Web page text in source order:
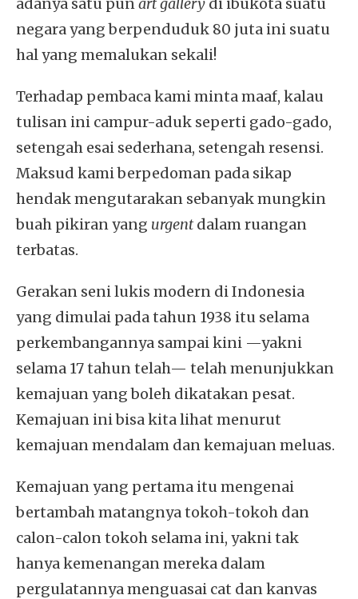
negara yang berpenduduk 80 juta ini suatu
hal yang memalukan sekali!
Terhadap pembaca kami minta maaf, kalau
tulisan ini campur-aduk seperti gado-gado,
setengah esai sederhana, setengah resensi.
Maksud kami berpedoman pada sikap
hendak mengutarakan sebanyak mungkin
buah pikiran yang urgentdalam ruangan
terbatas.
Gerakan seni lukis modern di Indonesia
yang dimulai pada tahun 1938 itu selama
perkembangannya sampai kini —yakni
selama 17 tahun telah— telah menunjukkan
kemajuan yang boleh dikatakan pesat.
Kemajuan ini bisa kita lihat menurut
kemajuan mendalam dan kemajuan meluas.
Kemajuan yang pertama itu mengenai
bertambah matangnya tokoh-tokoh dan
calon-calon tokoh selama ini, yakni tak
hanya kemenangan mereka dalam
pergulatannya menguasai cat dan kanvas